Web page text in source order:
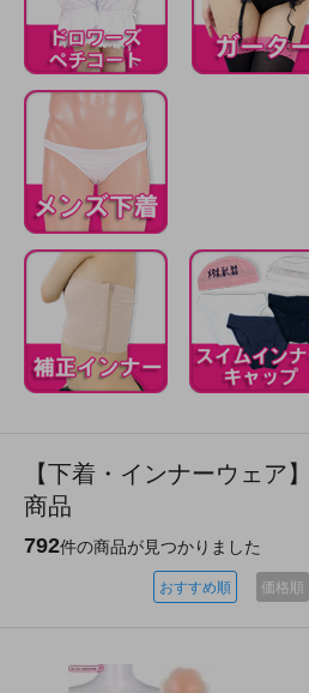
【下着・インナーウェア
商品
792件の商品が見つかりました
おすすめ順 価格順